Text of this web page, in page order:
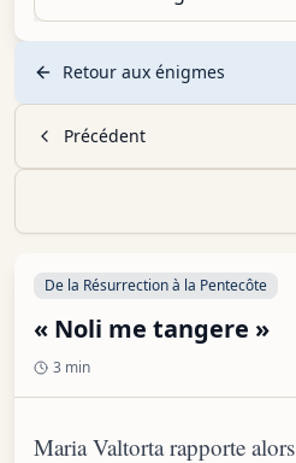
Retour aux énigmes
Précédent
De la Résurrection à la Pentecôte
« Noli me tangere »
3 min
Maria Valtorta rapporte